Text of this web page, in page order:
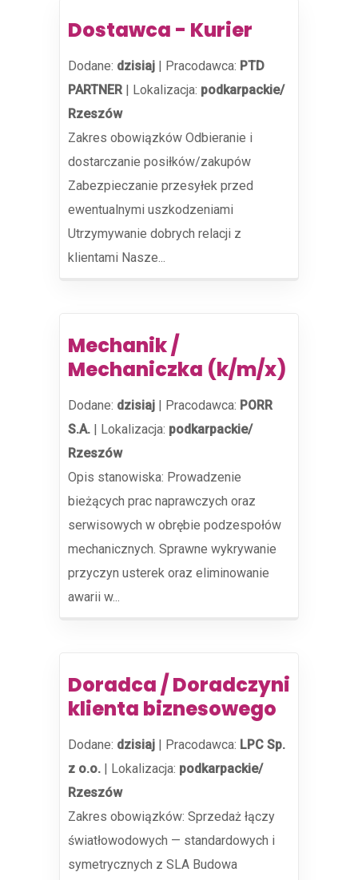
Dostawca - Kurier
Dodane: dzisiaj | Pracodawca: PTD
PARTNER | Lokalizacja: podkarpackie/
Rzeszów
Zakres obowiązków Odbieranie i
dostarczanie posiłków/zakupów
Zabezpieczanie przesyłek przed
ewentualnymi uszkodzeniami
Utrzymywanie dobrych relacji z
klientami Nasze...
Mechanik /
Mechaniczka (k/m/x)
Dodane: dzisiaj | Pracodawca: PORR
S.A. | Lokalizacja: podkarpackie/
Rzeszów
Opis stanowiska: Prowadzenie
bieżących prac naprawczych oraz
serwisowych w obrębie podzespołów
mechanicznych. Sprawne wykrywanie
przyczyn usterek oraz eliminowanie
awarii w...
Doradca / Doradczyni
klienta biznesowego
Dodane: dzisiaj | Pracodawca: LPC Sp.
z o.o. | Lokalizacja: podkarpackie/
Rzeszów
Zakres obowiązków: Sprzedaż łączy
światłowodowych — standardowych i
symetrycznych z SLA Budowa